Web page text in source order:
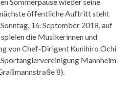
Sommerpause wieder seine
öffentliche Auftritt steht
16. September 2018, auf
die Musikerinnen und
von Chef-Dirigent Kunihiro Ochi
Mannheim-
8).